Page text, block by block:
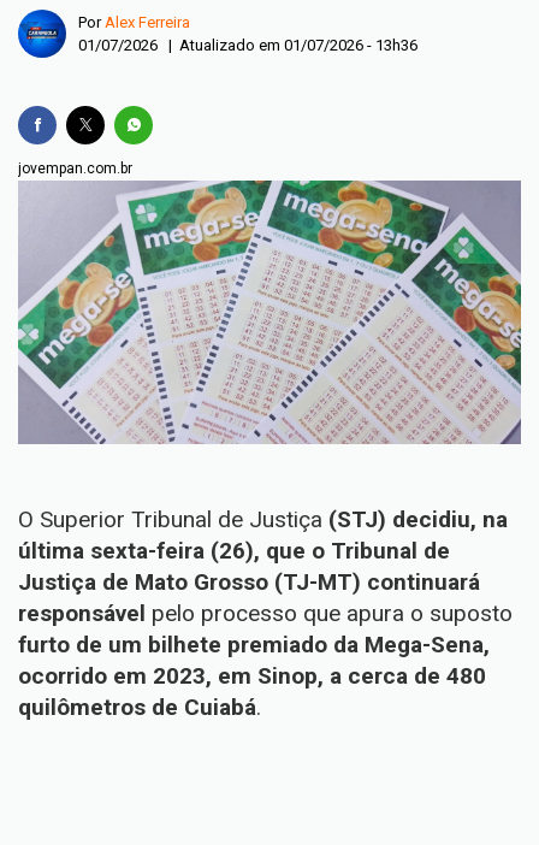
PorAlex Ferreira
01/07/2026 | Atualizado em 01/07/2026 - 13h36
jovempan.com.br
O Superior Tribunal de Justiça (STJ) decidiu, na
última sexta-feira (26), que o Tribunal de
Justiça de Mato Grosso (TJ-MT) continuará
responsável pelo processo que apura o suposto
furto de um bilhete premiado da Mega-Sena,
ocorrido em 2023, em Sinop, a cerca de 480
quilômetros de Cuiabá.